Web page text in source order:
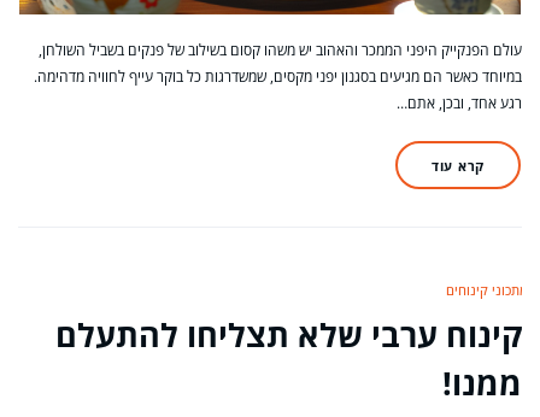
עולם הפנקייק היפני הממכר והאהוב יש משהו קסום בשילוב של פנקים בשביל השולחן,
במיוחד כאשר הם מגיעים בסגנון יפני מקסים, שמשדרגות כל בוקר עייף לחוויה מדהימה.
רגע אחד, ובכן, אתם…
קרא עוד
מתכוני קינוחים
קינוח ערבי שלא תצליחו להתעלם
ממנו!